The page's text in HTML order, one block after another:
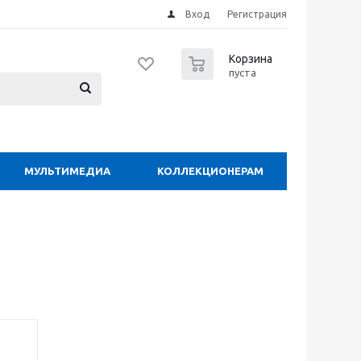
Вход Регистрация
Корзина
пуста
МУЛЬТИМЕДИА КОЛЛЕКЦИОНЕРАМ